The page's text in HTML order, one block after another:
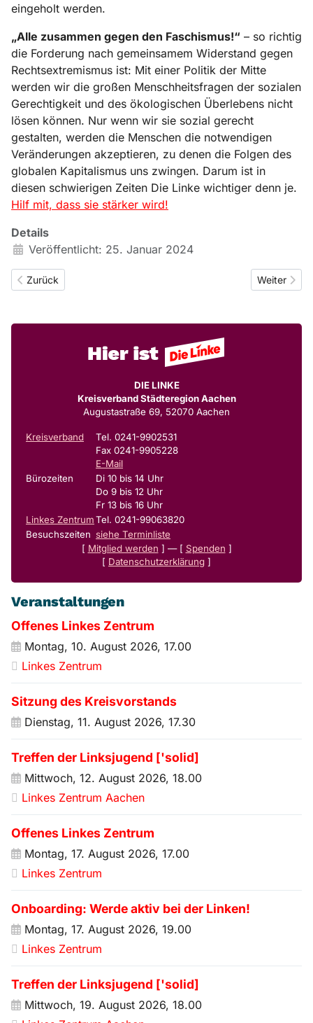
eingeholt werden.
„Alle zusammen gegen den Faschismus!“ – so richtig
die Forderung nach gemeinsamem Widerstand gegen
Rechtsextremismus ist: Mit einer Politik der Mitte
werden wir die großen Menschheitsfragen der sozialen
Gerechtigkeit und des ökologischen Überlebens nicht
lösen können. Nur wenn wir sie sozial gerecht
gestalten, werden die Menschen die notwendigen
Veränderungen akzeptieren, zu denen die Folgen des
globalen Kapitalismus uns zwingen. Darum ist in
diesen schwierigen Zeiten Die Linke wichtiger denn je.
Hilf mit, dass sie stärker wird!
Details
Veröffentlicht: 25. Januar 2024
Vorheriger Beitrag: Kinderarbeit beenden!
Zurück Nächster
Weiter
DIE LINKE
Kreisverband Städteregion Aachen
Augustastraße 69, 52070 Aachen
Kreisverband
Tel. 0241-9902531
Fax 0241-9905228
E-Mail
Bürozeiten
Di 10 bis 14 Uhr
Do 9 bis 12 Uhr
Fr 13 bis 16 Uhr
Linkes ZentrumTel. 0241-99063820
Besuchszeiten siehe Terminliste
[ Mitglied werden ] — [ Spenden ]
[ Datenschutzerklärung ]
Veranstaltungen
Offenes Linkes Zentrum
Montag, 10. August 2026, 17.00
Linkes Zentrum
Sitzung des Kreisvorstands
Dienstag, 11. August 2026, 17.30
Treffen der Linksjugend ['solid]
Mittwoch, 12. August 2026, 18.00
Linkes Zentrum Aachen
Offenes Linkes Zentrum
Montag, 17. August 2026, 17.00
Linkes Zentrum
Onboarding: Werde aktiv bei der Linken!
Montag, 17. August 2026, 19.00
Linkes Zentrum
Treffen der Linksjugend ['solid]
Mittwoch, 19. August 2026, 18.00